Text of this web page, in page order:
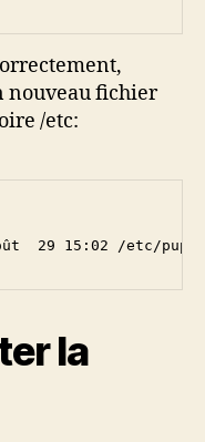
nouveau fichier
/etc:
29 15:02 /etc/
la